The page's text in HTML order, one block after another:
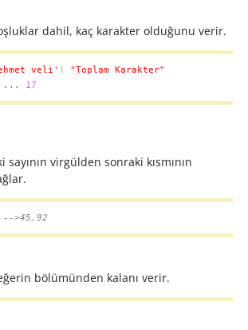
dahil, kaç karakter olduğunu verir.
veli' )
"Toplam Karakter"
... 17
virgülden sonraki kısmının
-->45.92
bölümünden kalanı verir.